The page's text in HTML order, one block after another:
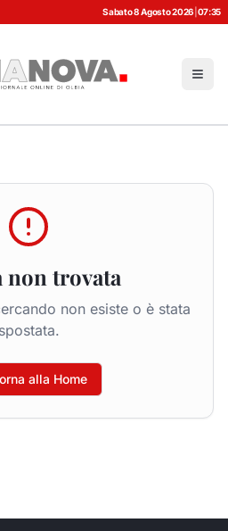
Sabato 8 Agosto 2026 07:35
non trovata
non esiste o è stata
spostata.
alla Home